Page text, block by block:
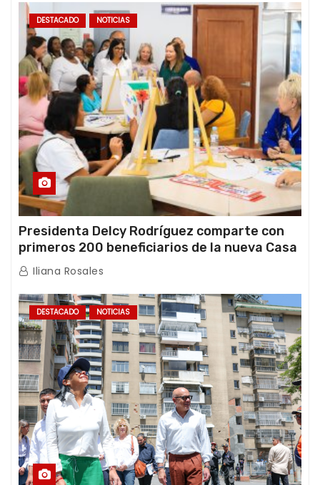
DESTACADO NOTICIAS
Presidenta Delcy Rodríguez comparte con
primeros 200 beneficiarios de la nueva Casa
de los Abuelos “La Primavera” en Caracas
Iliana Rosales
DESTACADO NOTICIAS